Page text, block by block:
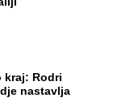
kraj: Rodri
nastavlja